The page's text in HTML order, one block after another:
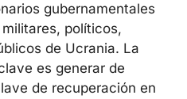
gubernamentales
políticos,
de Ucrania. La
es generar de
de recuperación en